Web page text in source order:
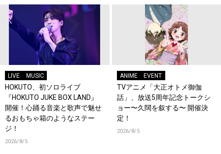
LIVE MUSIC
HOKUTO、初ソロライブ
『HOKUTO JUKE BOX LAND』
開催！心踊る音楽と歌声で魅せ
るおもちゃ箱のようなステー
ジ！
2026/8/5
ANIME EVENT
TVアニメ「大正オトメ御伽
話」、放送5周年記念トークシ
ョー〜久闊を叙する〜 開催決
定！
2026/8/5